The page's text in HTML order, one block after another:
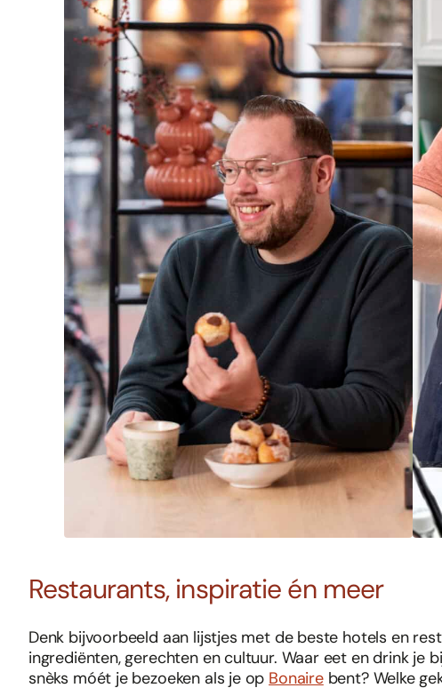
Restaurants, inspiratie én meer
Denk bijvoorbeeld aan lijstjes met de beste hotels en
ingrediënten, gerechten en cultuur. Waar eet en drink je
snèks móét je bezoeken als je op Bonairebent? Welke